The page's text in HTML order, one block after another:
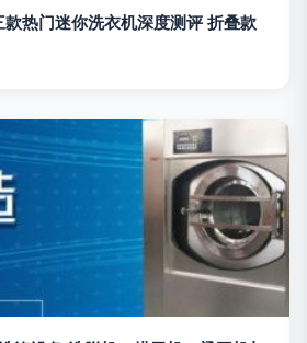
热门迷你洗衣机深度测评 折叠款